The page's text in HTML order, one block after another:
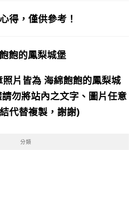
得，僅供參考！
飽的鳳梨城堡
照片皆為海綿飽飽的鳳梨城
勿將站內之文字、圖片任意
代替複製，謝謝)
分類